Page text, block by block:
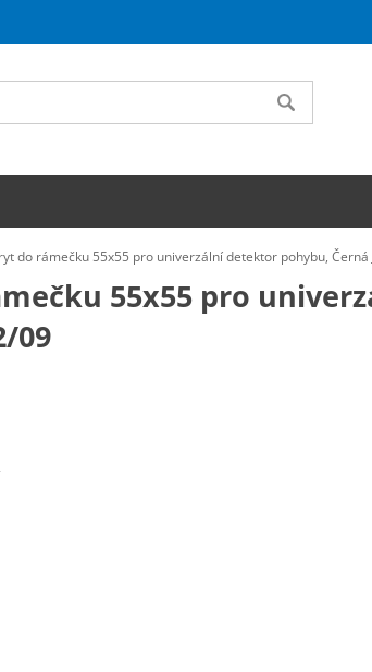
do rámečku 55x55 pro univerzální detektor pohybu,
55x55 pro
09